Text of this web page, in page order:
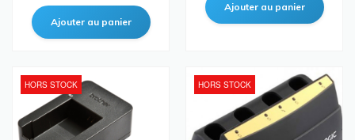
HORS STOCK HORS STOCK